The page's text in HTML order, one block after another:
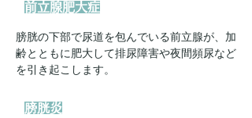
前立腺肥大症
膀胱の下部で尿道を包んでいる前立腺が、加
齢とともに肥大して排尿障害や夜間頻尿など
を引き起こします。
膀胱炎